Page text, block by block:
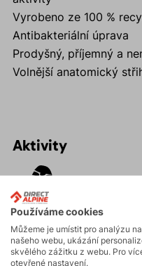
Vyrobeno ze 100 %
Antibakteriální úprava
Prodyšný, příjemný a
Volnější anatomický
Aktivity
Skalní lezení
ferraty
Používáme cookies
Můžeme je umístit pro analýzu
našeho webu, ukázání
skvělého zážitku z webu. Pro
otevřené nastavení.